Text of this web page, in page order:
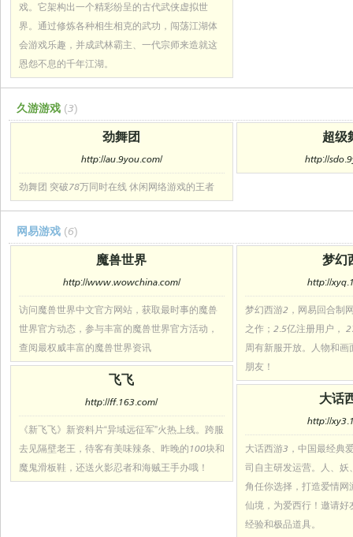
戏。它架构出一个精彩纷呈的古代武侠虚拟世
界。通过修炼各种相生相克的武功，闯荡江湖体
会游戏乐趣，并成武林霸主、一代宗师来造就这
恩怨不息的千年江湖。
久游游戏 (3)
劲舞团
http://au.9you.com/
劲舞团 突破78万同时在线 休闲网络游戏的王者
超级
http://
网易游戏 (6)
魔兽世界
http://www.wowchina.com/
访问魔兽世界中文官方网站，获取最时事的魔兽
世界官方动态，参与丰富的魔兽世界官方活动，
查阅最权威丰富的魔兽世界资讯
梦幻
http://
梦幻西游2，网易回合制
之作；2.5亿注册用户，
周有新服开放。人物和
朋友！
飞飞
http://ff.163.com/
《新飞飞》新资料片“异域远征军”火热上线。跨服
去见隔壁老王，待客有美味辣条、昨晚的100块和
魔鬼滑板鞋，还送火影忍者和海贼王手办哦！
大话
http://
大话西游3，中国最经典
司自主研发运营。人、
角任你选择，打造爱情网
仙境，为爱西行！邀请
经验和极品道具。